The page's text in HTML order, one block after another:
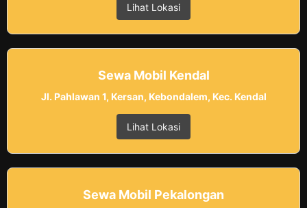
Lihat Lokasi
Sewa Mobil Kendal
Jl. Pahlawan 1, Kersan, Kebondalem, Kec. Kendal
Lihat Lokasi
Sewa Mobil Pekalongan